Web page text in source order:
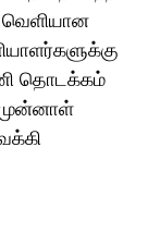
தொடக்கம்
முன்னாள்